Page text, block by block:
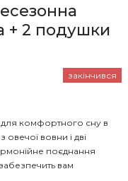
+ 2 подушки
закінчився
для комфортного сну в
вовни і дві
поєднання
вам